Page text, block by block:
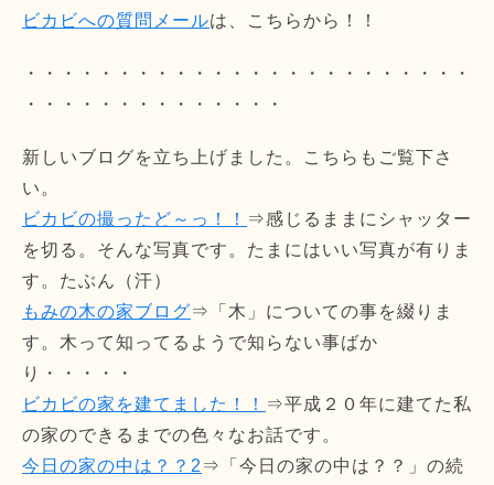
ビカビへの質問メールは、こちらから！！
・・・・・・・・・・・・・・・・・・・・・・・・
・・・・・・・・・・・・・・
新しいブログを立ち上げました。こちらもご覧下さ
い。
ビカビの撮ったど～っ！！ ⇒感じるままにシャッター
を切る。そんな写真です。たまにはいい写真が有りま
す。たぶん（汗）
もみの木の家ブログ⇒「木」についての事を綴りま
す。木って知ってるようで知らない事ばか
り・・・・・
ビカビの家を建てました！！ ⇒平成２０年に建てた私
の家のできるまでの色々なお話です。
今日の家の中は？？2 ⇒「今日の家の中は？？」の続